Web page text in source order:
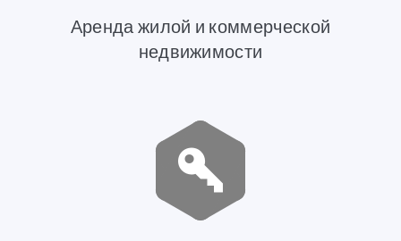
Аренда жилой и коммерческой
недвижимости